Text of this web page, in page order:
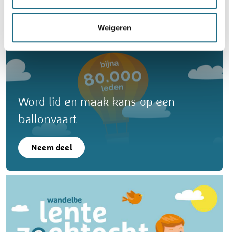
Weigeren
Word lid en maak kans op een
ballonvaart
Neem deel